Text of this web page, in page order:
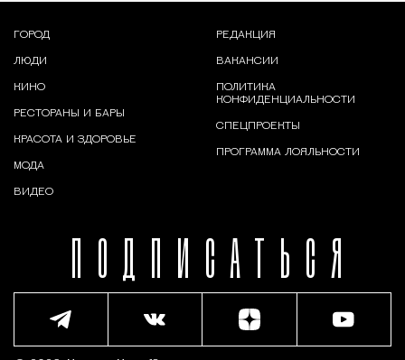
ПОДПИСАТЬСЯ
ГОРОД
ЛЮДИ
КИНО
РЕСТОРАНЫ И БАРЫ
КРАСОТА И ЗДОРОВЬЕ
МОДА
ВИДЕО
РЕДАКЦИЯ
ВАКАНСИИ
ПОЛИТИКА
КОНФИДЕНЦИАЛЬНОСТИ
СПЕЦПРОЕКТЫ
ПРОГРАММА ЛОЯЛЬНОСТИ